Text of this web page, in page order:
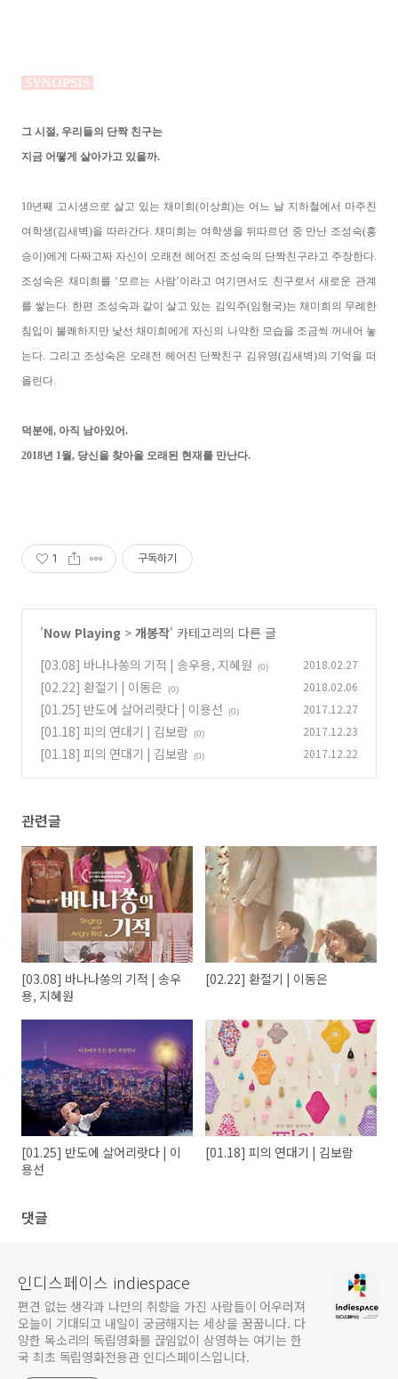
SYNOPSIS
그 시절, 우리들의 단짝 친구는
지금 어떻게 살아가고 있을까.
10년째 고시생으로 살고 있는 채미희(이상희)는 어느 날 지하철에서 마주친
여학생(김새벽)을 따라간다. 채미희는 여학생을 뒤따르던 중 만난 조성숙(홍
승이)에게 다짜고짜 자신이 오래전 헤어진 조성숙의 단짝친구라고 주장한다.
조성숙은 채미희를 ‘모르는 사람’이라고 여기면서도 친구로서 새로운 관계
를 쌓는다. 한편 조성숙과 같이 살고 있는 김익주(임형국)는 채미희의 무례한
침입이 불쾌하지만 낯선 채미희에게 자신의 나약한 모습을 조금씩 꺼내어 놓
는다. 그리고 조성숙은 오래전 헤어진 단짝친구 김유영(김새벽)의 기억을 떠
올린다.
덕분에, 아직 남아있어.
2018년 1월, 당신을 찾아올 오래된 현재를 만난다.
1 구독하기
'Now Playing > 개봉작' 카테고리의 다른 글
[03.08] 바나나쏭의 기적 | 송우용, 지혜원
(0) 2018.02.27
[02.22] 환절기 | 이동은 (0) 2018.02.06
[01.25] 반도에 살어리랏다 | 이용선 (0) 2017.12.27
[01.18] 피의 연대기 | 김보람 (0) 2017.12.23
[01.18] 피의 연대기 | 김보람 (0) 2017.12.22
관련글
[03.08] 바나나쏭의 기적 | 송우
용, 지혜원
[02.22] 환절기 | 이동은
[01.25] 반도에 살어리랏다 | 이
용선
[01.18] 피의 연대기 | 김보람
댓글
인디스페이스 indiespace
편견 없는 생각과 나만의 취향을 가진 사람들이 어우러져
오늘이 기대되고 내일이 궁금해지는 세상을 꿈꿉니다. 다
양한 목소리의 독립영화를 끊임없이 상영하는 여기는 한
국 최초 독립영화전용관 인디스페이스입니다.